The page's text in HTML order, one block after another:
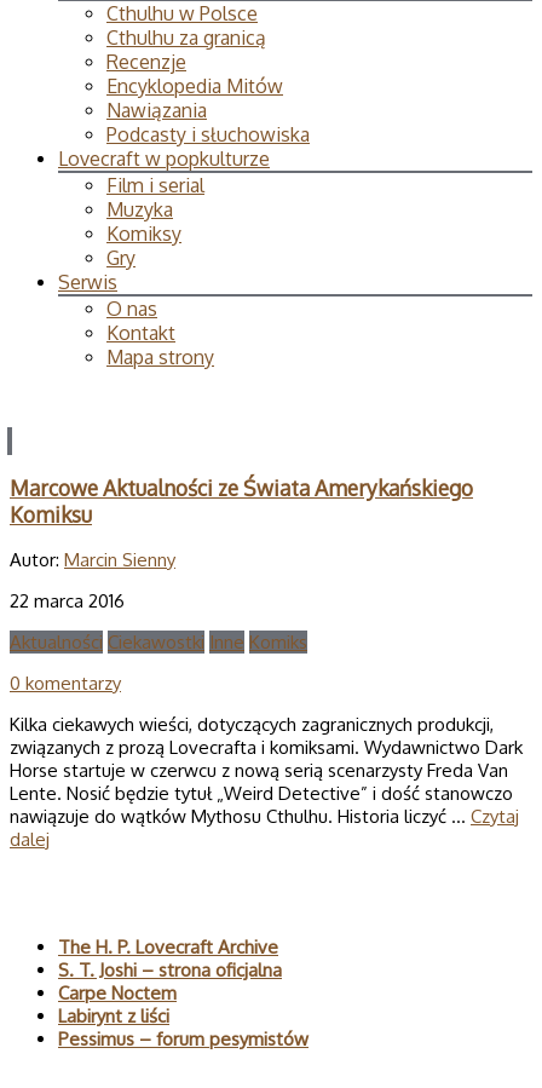
Cthulhu w Polsce
Cthulhu za granicą
Recenzje
Encyklopedia Mitów
Nawiązania
Podcasty i słuchowiska
Lovecraft w popkulturze
Film i serial
Muzyka
Komiksy
Gry
Serwis
O nas
Kontakt
Mapa strony
Marcowe Aktualności ze Świata Amerykańskiego
Komiksu
Autor: Marcin Sienny
22 marca 2016
Aktualności Ciekawostki Inne Komiks
0 komentarzy
Kilka ciekawych wieści, dotyczących zagranicznych produkcji,
związanych z prozą Lovecrafta i komiksami. Wydawnictwo Dark
Horse startuje w czerwcu z nową serią scenarzysty Freda Van
Lente. Nosić będzie tytuł „Weird Detective” i dość stanowczo
nawiązuje do wątków Mythosu Cthulhu. Historia liczyć … Czytaj
dalej
The H. P. Lovecraft Archive
S. T. Joshi – strona oficjalna
Carpe Noctem
Labirynt z liści
Pessimus – forum pesymistów